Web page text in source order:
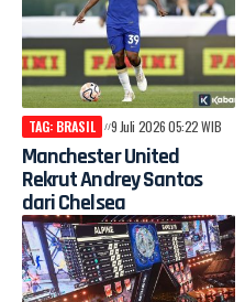
TAG: BRASIL 9 Juli 2026 05:22 WIB
Manchester United
Rekrut Andrey Santos
dari Chelsea